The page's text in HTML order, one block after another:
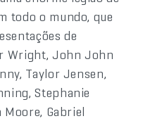
todo o mundo, que
de
Wright, John John
Taylor Jensen,
Stephanie
Moore, Gabriel